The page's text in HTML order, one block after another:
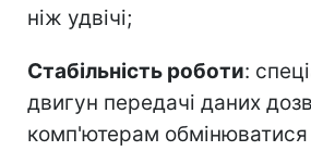
ніж удвічі;
Стабільність роботи:
двигун передачі даних
комп'ютерам обмінюватися